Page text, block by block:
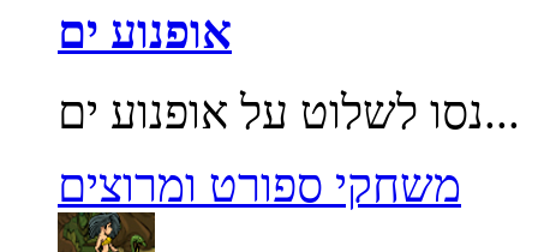
אופנוע ים
נסו לשלוט על אופנוע ים...
משחקי ספורט ומרוצים